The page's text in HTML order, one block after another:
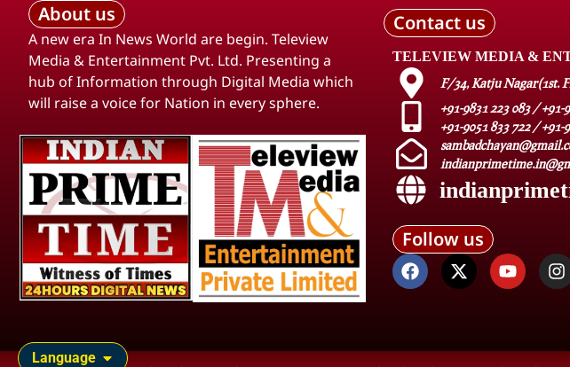
Language
About us
A new era In News World are begin. Teleview
Media & Entertainment Pvt. Ltd. Presenting a
hub of Information through Digital Media which
will raise a voice for Nation in every sphere.
Contact us
TELEVIEW MEDIA &
F/34, Katju Nagar(1st.
+91-9831 223 083 / +91-
+91-9051 833 722 / +91-
Follow us